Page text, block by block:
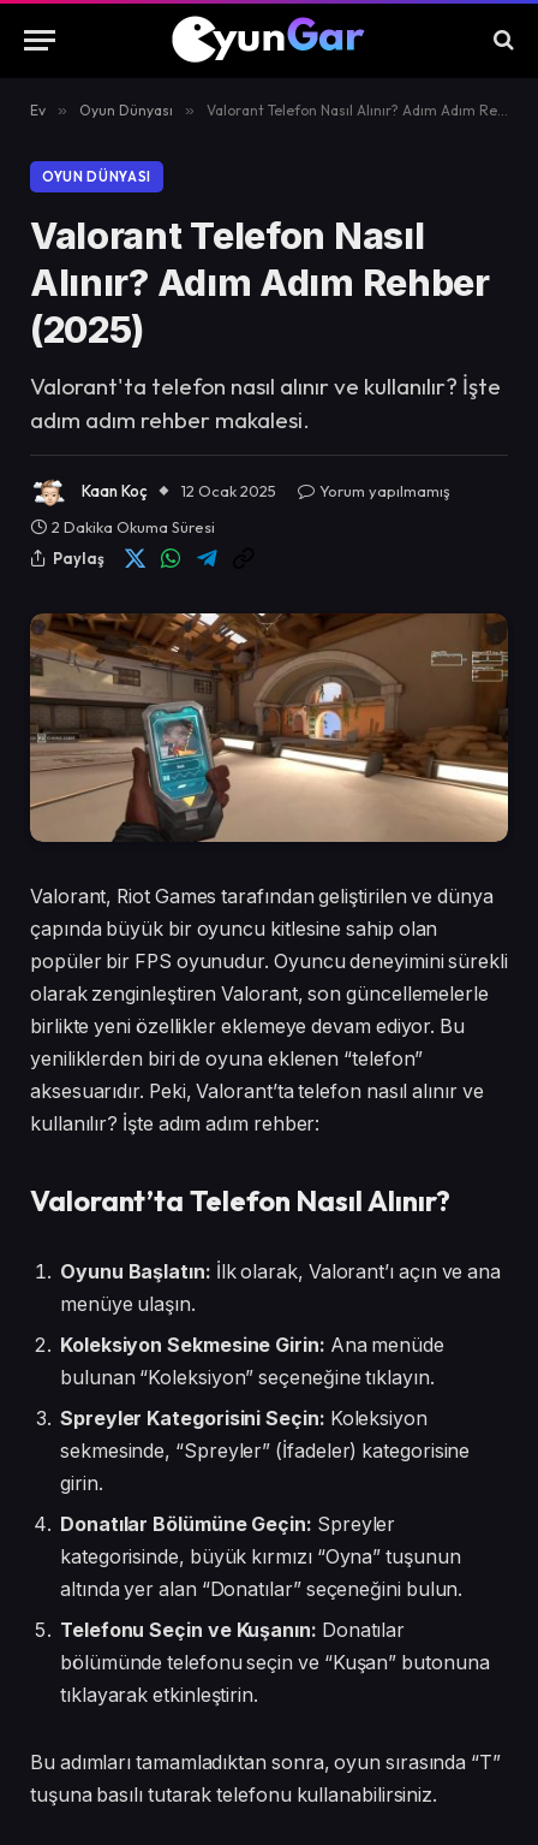
Ev » Oyun Dünyası » Valorant Telefon Nasıl Alınır? Adım Adım Rehber (2025)
OYUN DÜNYASI
Valorant Telefon Nasıl
Alınır? Adım Adım Rehber
(2025)
Valorant'ta telefon nasıl alınır ve kullanılır? İşte
adım adım rehber makalesi.
Kaan Koç 12 Ocak 2025
Yorum yapılmamış
2 Dakika Okuma Süresi
Paylaş
Valorant, Riot Games tarafından geliştirilen ve dünya
çapında büyük bir oyuncu kitlesine sahip olan
popüler bir FPS oyunudur. Oyuncu deneyimini sürekli
olarak zenginleştiren Valorant, son güncellemelerle
birlikte yeni özellikler eklemeye devam ediyor. Bu
yeniliklerden biri de oyuna eklenen “telefon”
aksesuarıdır. Peki, Valorant’ta telefon nasıl alınır ve
kullanılır? İşte adım adım rehber:
Valorant’ta Telefon Nasıl Alınır?
Oyunu Başlatın: İlk olarak, Valorant’ı açın ve ana
menüye ulaşın.
Koleksiyon Sekmesine Girin: Ana menüde
bulunan “Koleksiyon” seçeneğine tıklayın.
Spreyler Kategorisini Seçin: Koleksiyon
sekmesinde, “Spreyler” (İfadeler) kategorisine
girin.
Donatılar Bölümüne Geçin: Spreyler
kategorisinde, büyük kırmızı “Oyna” tuşunun
altında yer alan “Donatılar” seçeneğini bulun.
Telefonu Seçin ve Kuşanın: Donatılar
bölümünde telefonu seçin ve “Kuşan” butonuna
tıklayarak etkinleştirin.
Bu adımları tamamladıktan sonra, oyun sırasında “T”
tuşuna basılı tutarak telefonu kullanabilirsiniz.